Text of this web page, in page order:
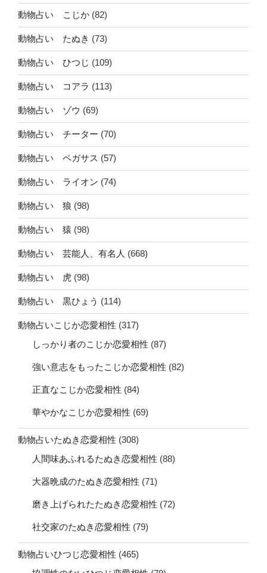
動物占い こじか (82)
動物占い たぬき (73)
動物占い ひつじ (109)
動物占い コアラ (113)
動物占い ゾウ (69)
動物占い チーター (70)
動物占い ペガサス (57)
動物占い ライオン (74)
動物占い 狼 (98)
動物占い 猿 (98)
動物占い 芸能人、有名人 (668)
動物占い 虎 (98)
動物占い 黒ひょう (114)
動物占いこじか恋愛相性 (317)
しっかり者のこじか恋愛相性 (87)
強い意志をもったこじか恋愛相性 (82)
正直なこじか恋愛相性 (84)
華やかなこじか恋愛相性 (69)
動物占いたぬき恋愛相性 (308)
人間味あふれるたぬき恋愛相性 (88)
大器晩成のたぬき恋愛相性 (71)
磨き上げられたたぬき恋愛相性 (72)
社交家のたぬき恋愛相性 (79)
動物占いひつじ恋愛相性 (465)